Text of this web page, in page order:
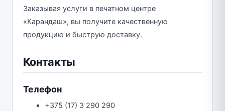
Заказывая услуги в печатном центре
«Карандаш», вы получите качественную
продукцию и быструю доставку.
Контакты
Телефон
+375 (17) 3 290 290